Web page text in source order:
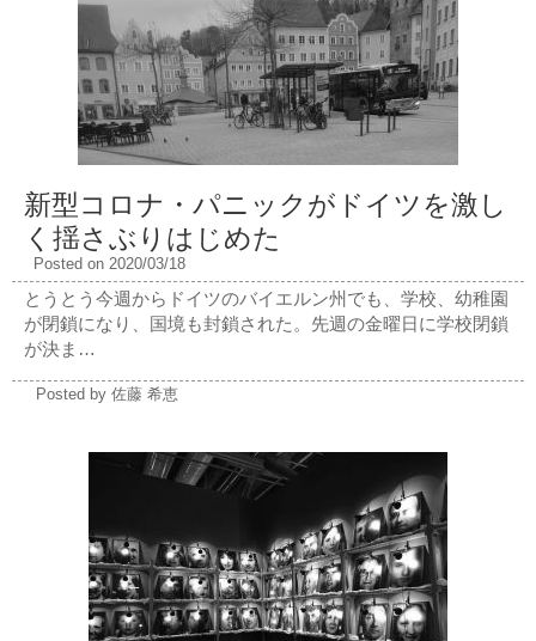
新型コロナ・パニックがドイツを激し
く揺さぶりはじめた
Posted on 2020/03/18
とうとう今週からドイツのバイエルン州でも、学校、幼稚園
が閉鎖になり、国境も封鎖された。先週の金曜日に学校閉鎖
が決ま…
Posted by 佐藤 希恵